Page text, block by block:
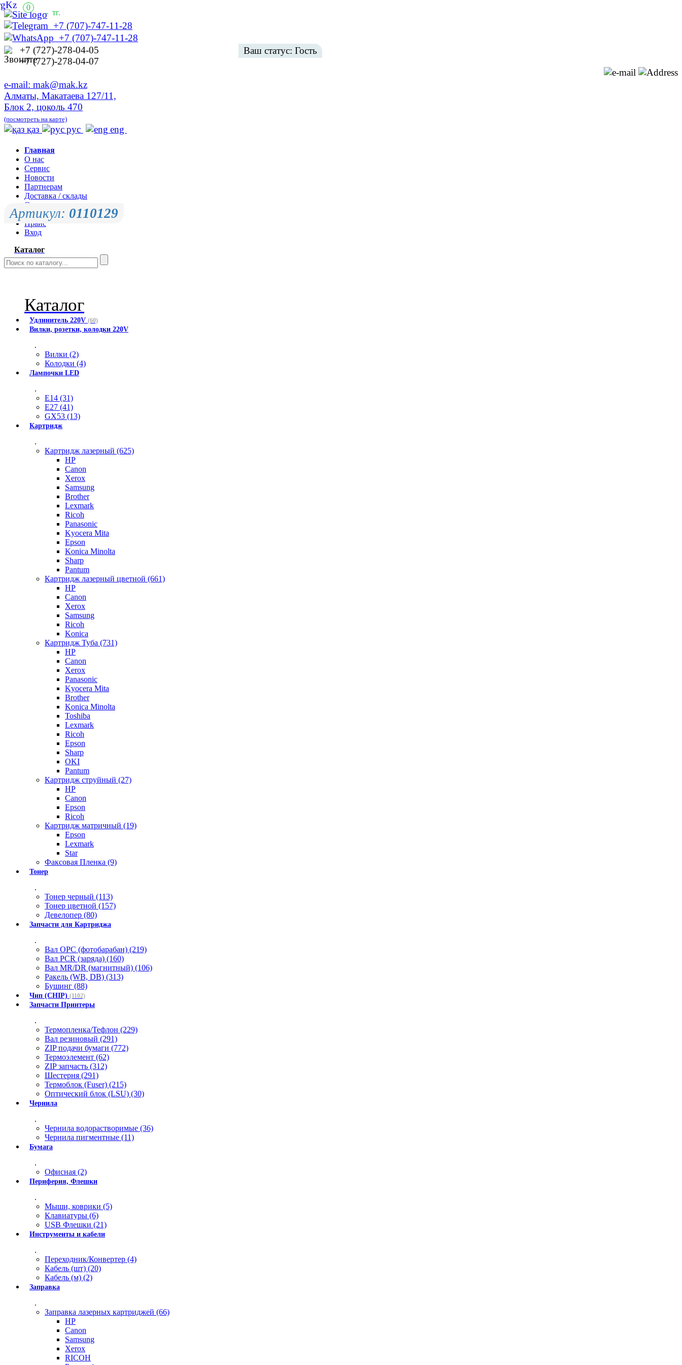
+7 (707)-747-11-28
+7 (707)-747-11-28
+7 (727)-278-04-05
+7 (727)-278-04-07
e-mail: mak@mak.kz
Алматы, Макатаева 127/11,
Блок 2, цоколь 470
(посмотреть на карте)
рус
қаз eng
Ваш статус: Гость
Главная
О нас
Сервис
Новости
Партнерам
Доставка / склады
Оплата
Контакты
Прайс
Вход
Каталог
0
- тг.
Каталог
Удлинитель 220V (60)
Вилки, розетки, колодки 220V
.
Вилки (2)
Колодки (4)
Лампочки LED
.
E14 (31)
E27 (41)
GX53 (13)
Картридж
.
Картридж лазерный (625)
HP
Canon
Xerox
Samsung
Brother
Lexmark
Ricoh
Panasonic
Kyocera Mita
Epson
Konica Minolta
Sharp
Pantum
Картридж лазерный цветной (661)
HP
Canon
Xerox
Samsung
Ricoh
Konica
Картридж Туба (731)
HP
Canon
Xerox
Panasonic
Kyocera Mita
Brother
Konica Minolta
Toshiba
Lexmark
Ricoh
Epson
Sharp
OKI
Pantum
Картридж струйный (27)
HP
Canon
Epson
Ricoh
Картридж матричный (19)
Epson
Lexmark
Star
Факсовая Пленка (9)
Тонер
.
Тонер черный (113)
Тонер цветной (157)
Девелопер (80)
Запчасти для Картриджа
.
Вал OPC (фотобарабан) (219)
Вал PCR (заряда) (160)
Вал MR/DR (магнитный) (106)
Ракель (WB, DB) (313)
Бушинг (88)
Чип (CHIP) (1102)
Запчасти Принтеры
.
Термопленка/Тефлон (229)
Вал резиновый (291)
ZIP подачи бумаги (772)
Термоэлемент (62)
ZIP запчасть (312)
Шестерня (291)
Термоблок (Fuser) (215)
Оптический блок (LSU) (30)
Чернила
.
Чернила водорастворимые (36)
Чернила пигментные (11)
Бумага
.
Офисная (2)
Периферия, Флешки
.
Мыши, коврики (5)
Клавиатуры (6)
USB Флешки (21)
Инструменты и кабели
.
Переходник/Конвертер (4)
Кабель (шт) (20)
Кабель (м) (2)
Заправка
.
Заправка лазерных картриджей (66)
HP
Canon
Samsung
Xerox
RICOH
Артикул: 0110129